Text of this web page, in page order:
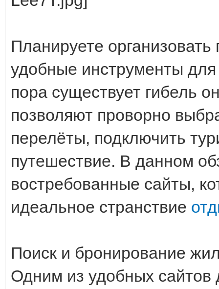
Планируете
удобные инструменты
пора существует гибель
позволяют проворно
перелёты, подключить
путешествие. В данном
востребованные сайты,
идеальное странствие
Поиск и бронирование
Одним из удобных сайтов